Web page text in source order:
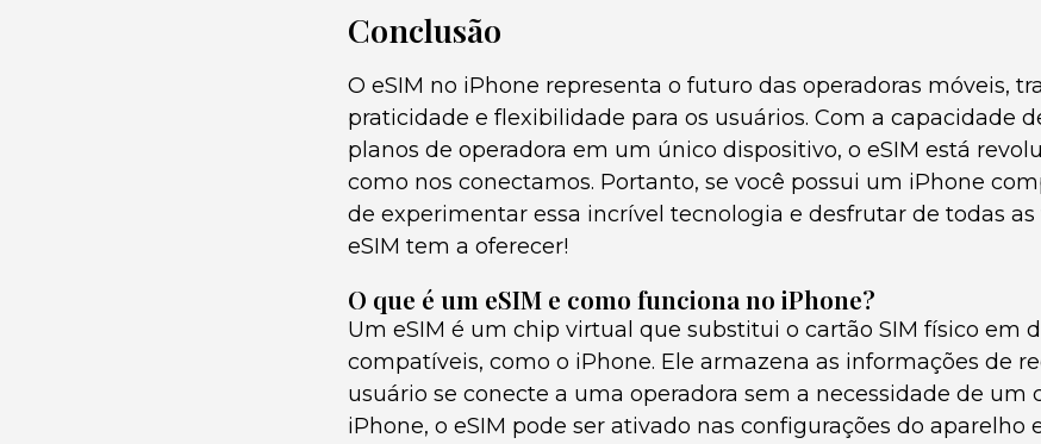
Conclusão
O eSIM no iPhone representa o futuro das operadoras móveis,
praticidade e flexibilidade para os usuários. Com a capacidade
planos de operadora em um único dispositivo, o eSIM está
como nos conectamos. Portanto, se você possui um iPhone
de experimentar essa incrível tecnologia e desfrutar de todas
eSIM tem a oferecer!
O que é um eSIM e como funciona no iPhone?
Um eSIM é um chip virtual que substitui o cartão SIM físico em
compatíveis, como o iPhone. Ele armazena as informações de
usuário se conecte a uma operadora sem a necessidade de um
iPhone, o eSIM pode ser ativado nas configurações do aparelho